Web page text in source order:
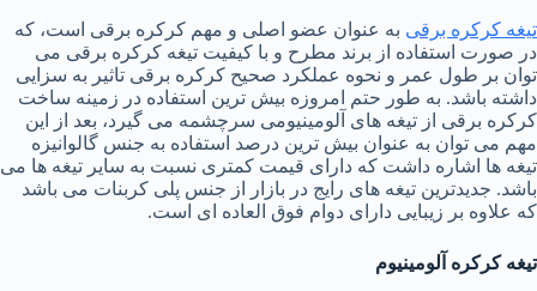
تیغه کرکره برقی به عنوان عضو اصلی و مهم کرکره برقی است، که
در صورت استفاده از برند مطرح و با کیفیت تیغه کرکره برقی می
توان بر طول عمر و نحوه عملکرد صحیح کرکره برقی تاثیر به سزایی
داشته باشد. به طور حتم امروزه بیش ترین استفاده در زمینه ساخت
کرکره برقی از تیغه های آلومینیومی سرچشمه می گیرد، بعد از این
مهم می توان به عنوان بیش ترین درصد استفاده به جنس گالوانیزه
تیغه ها اشاره داشت که دارای قیمت کمتری نسبت به سایر تیغه ها می
باشد. جدیدترین تیغه های رایج در بازار از جنس پلی کربنات می باشد
که علاوه بر زیبایی دارای دوام فوق العاده ای است.
تیغه کرکره آلومینیوم